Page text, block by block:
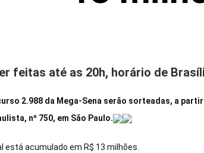
feitas até as 20h, horário de
2.988 da Mega-Sena serão sorteadas, a
nº 750, em São Paulo.
está acumulado em R$ 13 milhões.